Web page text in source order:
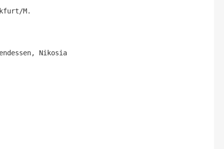
M.
Nikosia